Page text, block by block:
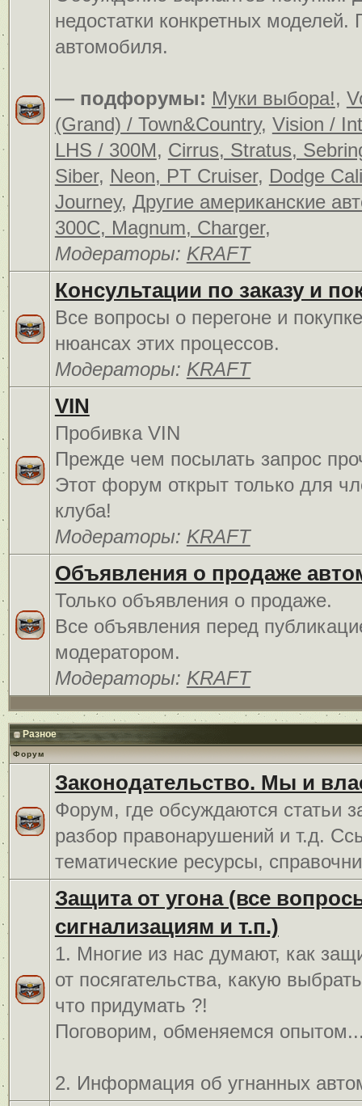
недостатки конкретных
автомобиля.
— подфорумы: Муки выбора!,
(Grand) / Town&Country, Vision /
LHS / 300M, Cirrus, Stratus,
Siber, Neon, PT Cruiser, Dodge
Journey, Другие американские
300C, Magnum, Charger,
Модераторы: KRAFT
Консультации по заказу и
Все вопросы о перегоне и
нюансах этих процессов.
Модераторы: KRAFT
VIN
Пробивка VIN
Прежде чем посылать запрос
Этот форум открыт только для
клуба!
Модераторы: KRAFT
Объявления о продаже
Только объявления о продаже.
Все объявления перед
модератором.
Модераторы: KRAFT
Разное
Форум
Законодательство. Мы и
Форум, где обсуждаются статьи
разбор правонарушений и т.д.
тематические ресурсы,
Защита от угона (все
сигнализациям и т.п.)
1. Многие из нас думают, как
от посягательства, какую
что придумать ?!
Поговорим, обменяемся
2. Информация об угнанных